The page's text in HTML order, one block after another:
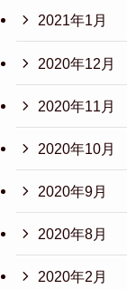
2021年1月
2020年12月
2020年11月
2020年10月
2020年9月
2020年8月
2020年2月